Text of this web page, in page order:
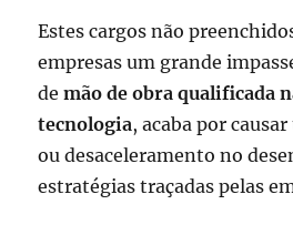
Estes cargos não
empresas um grande
demão de obra qualificada
tecnologia, acaba por
ou desaceleramento no
estratégias traçadas pelas